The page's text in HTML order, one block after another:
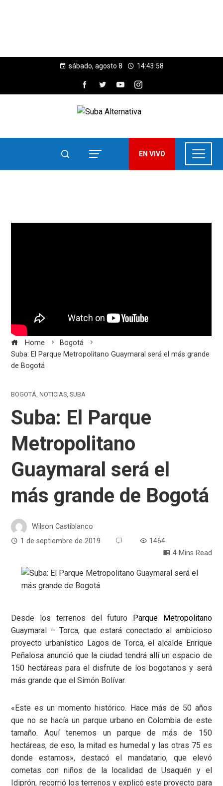
sábado, agosto 8 14:43:59
EN VIVO
Home
Bogotá
Suba: El Parque Metropolitano Guaymaral será el más grande
de Bogotá
BOGOTÁ ,NOTICIAS ,SUBA
Suba: El Parque
Metropolitano
Guaymaral será el
más grande de Bogotá
Wilson Castiblanco
1 de septiembre de 2019
1464
4 Mins Read
Desde los terrenos del futuro Parque Metropolitano
Guaymaral – Torca, que estará conectado al ambicioso
proyecto urbanístico Lagos de Torca, el alcalde Enrique
Peñalosa anunció que la ciudad tendrá allí un espacio de
150 hectáreas para el disfrute de los bogotanos y será
más grande que el Simón Bolívar.
«Este es un momento histórico. Hace más de 50 años
que no se hacía un parque urbano en Colombia de este
tamaño. Aquí tenemos un parque de más de 150
hectáreas, de eso, la mitad es humedal y las otras 75 es
donde estamos», destacó el mandatario, que elevó
cometas con niños de la localidad de Usaquén y el
Idiprón, recorrió los terrenos y explicó este proyecto para